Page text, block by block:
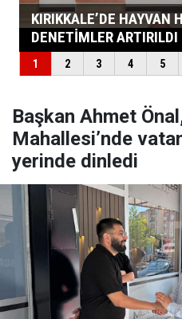
Başkan Ahmet
Mahallesi’nde
yerinde dinledi